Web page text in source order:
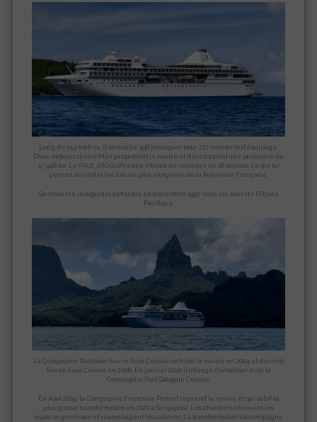
Long de 153 mètres, il accueille 398 passagers pour 217 membres d’équipage.
Deux moteurs diesel Man propulsent le navire et développent une puissance de
17 946 kw. Le PAUL GAUGUIN a une vitesse de croisière de 18 noeuds, ce qui lui
permet de visiter les îles les plus éloignées de la Polynésie Française.
Sa croisière inaugurale s’effectue en décembre 1997 dans les eaux de l’Océan
Pacifique.
La Compagnie Radisson Seven Seas Cruises rachète le navire en 2004 et devient
Seven Seas Cruises en 2006. En janvier 2010 il change d’armateur avec la
Compagnie Paul Gauguin Cruises.
En Aout 2019, la Compagnie Française Ponant reprend le navire et qui subit sa
plus grosse transformation en 2020 à Singapour. Les chantiers rénovent les
espaces généraux et réaménagent les cabines. La transformation s’accompagne